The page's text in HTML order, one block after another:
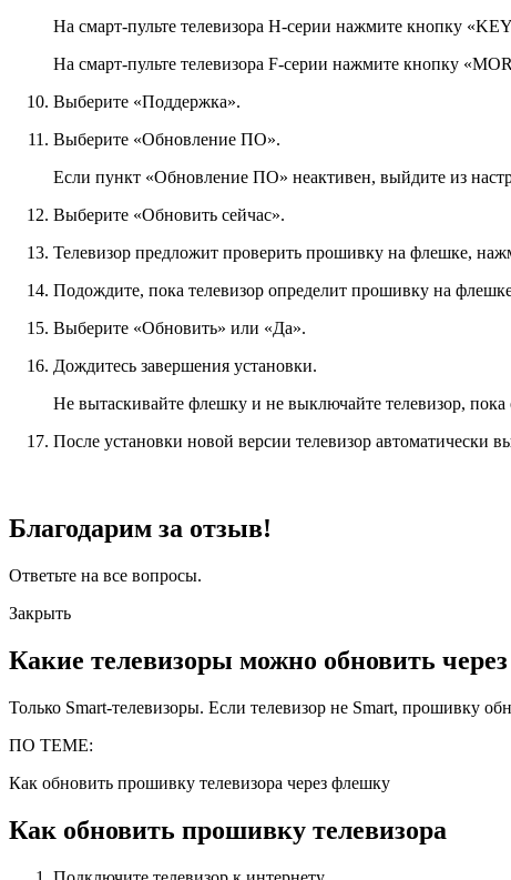
На смарт-пульте телевизора H-серии нажмите кнопку
На смарт-пульте телевизора F-серии нажмите кнопку
Выберите «Поддержка».
Выберите «Обновление ПО».
Если пункт «Обновление ПО» неактивен, выйдите из
Выберите «Обновить сейчас».
Телевизор предложит проверить прошивку на флешке,
Подождите, пока телевизор определит прошивку на
Выберите «Обновить» или «Да».
Дождитесь завершения установки.
Не вытаскивайте флешку и не выключайте телевизор, пока
После установки новой версии телевизор автоматически
Благодарим за отзыв!
Ответьте на все вопросы.
Закрыть
Какие телевизоры можно обновить
Только Smart-телевизоры. Если телевизор не Smart, прошивку
ПО ТЕМЕ:
Как обновить прошивку телевизора через флешку
Как обновить прошивку телевизора